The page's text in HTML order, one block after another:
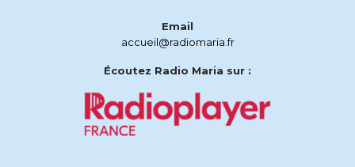
Email
accueil@radiomaria.fr
Écoutez Radio Maria sur :